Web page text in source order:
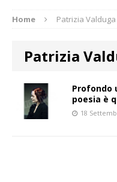
Home Patrizia Valduga
Patrizia
Profondo
poesia è
18